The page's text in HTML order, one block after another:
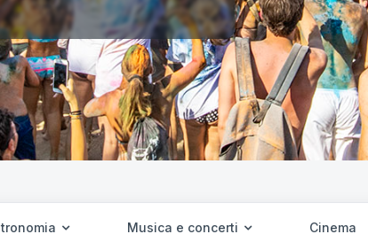
Musica e concerti Cinema